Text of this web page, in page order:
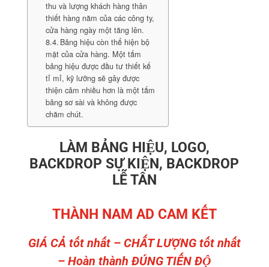
thu và lượng khách hàng thân
thiết hàng năm của các công ty,
cửa hàng ngày một tăng lên.
Bảng hiệu còn thể hiện bộ
mặt của cửa hàng. Một tấm
bảng hiệu được đầu tư thiết kế
tỉ mỉ, kỹ lưỡng sẽ gây được
thiện cảm nhiều hơn là một tấm
bảng sơ sài và không được
chăm chút.
LÀM BẢNG HIỆU, LOGO,
BACKDROP SỰ KIỆN, BACKDROP
LỄ TÂN
THÀNH NAM AD CAM KẾT
GIÁ CẢ tốt nhất – CHẤT LƯỢNG tốt nhất
– Hoàn thành ĐÚNG TIẾN ĐỘ